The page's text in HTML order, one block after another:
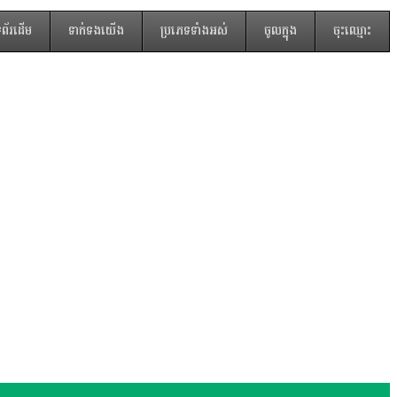
រដើម ទាក់ទងយើង ប្រភេទទាំងអស់ ចូលក្នុង ចុះឈ្មោះ